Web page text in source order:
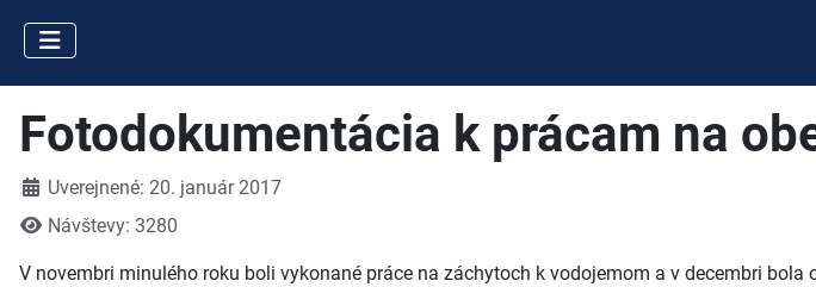
Fotodokumentácia k prácam na
DetailyUverejnené: 20. január 2017
Návštevy: 3280
V novembri minulého roku boli vykonané práce na záchytoch k vodojemom a v decembri bola